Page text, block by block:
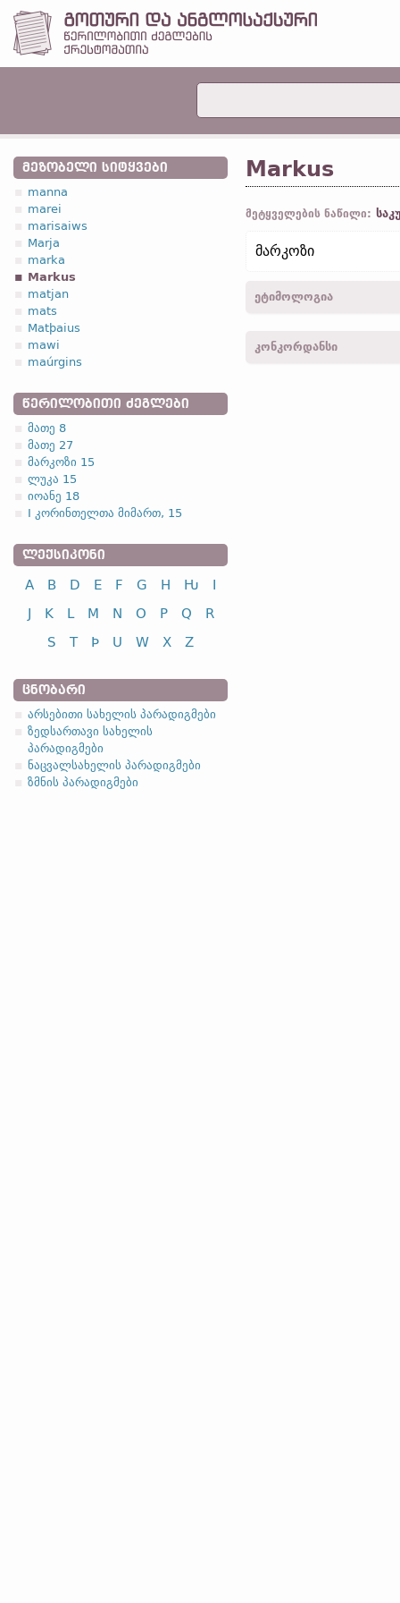
ᲛᲔᲖᲝᲑᲔᲚᲘ ᲡᲘᲢᲧᲕᲔᲑᲘ
manna
marei
marisaiws
Marja
marka
Markus
matjan
mats
Matþaius
mawi
maúrgins
ᲬᲔᲠᲘᲚᲝᲑᲘᲗᲘ ᲫᲔᲒᲚᲔᲑᲘ
მათე 8
მათე 27
მარკოზი 15
ლუკა 15
იოანე 18
I კორინთელთა მიმართ, 15
ᲚᲔᲥᲡᲘᲙᲝᲜᲘ
A B D E F G H Ƕ
I
J
K L M N O P Q
R
S
T Þ U W X Z
ᲪᲜᲝᲑᲐᲠᲘ
არსებითი სახელის პარადიგმები
ზედსართავი სახელის
პარადიგმები
ნაცვალსახელის პარადიგმები
ზმნის პარადიგმები
Markus
მეტყველების ნაწილი:
მარკოზი
ეტიმოლოგია
კონკორდანსი